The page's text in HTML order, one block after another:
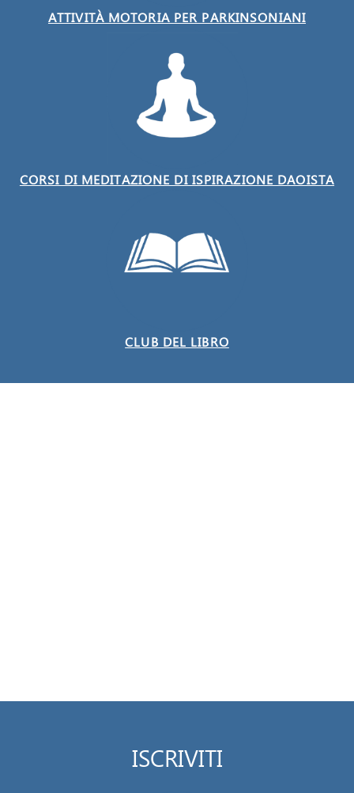
ATTIVITÀ MOTORIA PER PARKINSONIANI
CORSI DI MEDITAZIONE DI ISPIRAZIONE DAOISTA
CLUB DEL LIBRO
ISCRIVITI